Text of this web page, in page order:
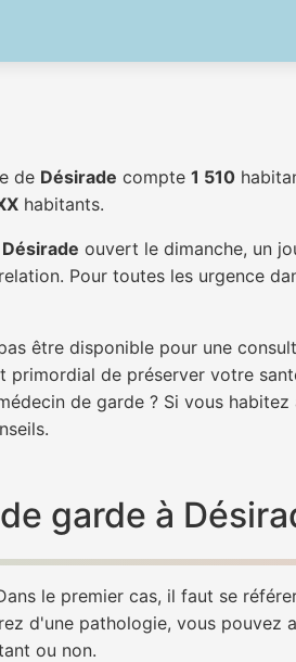
de Désirade compte 1 510
habitants.
Désirade ouvert le dimanche, un
Pour toutes les urgence
être disponible pour une
primordial de préserver votre
de garde ? Si vous
garde à
le premier cas, il faut se
d'une pathologie, vous pouvez
ou non.